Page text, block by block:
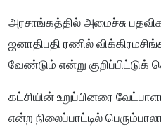
அரசாங்கத்தில் அமைச்சு
ஜனாதிபதி ரணில்
வேண்டும் என்று
கட்சியின் உறுப்பினரை
என்ற நிலைப்பாட்டில்